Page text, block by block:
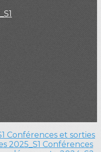
Conférences et sorties
2025_S1 Conférences